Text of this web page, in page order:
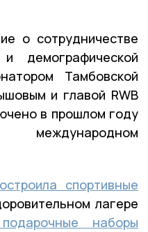
о сотрудничестве
демографической
Тамбовской
и главой RWB
в прошлом году
международном
спортивные
лагере
наборы